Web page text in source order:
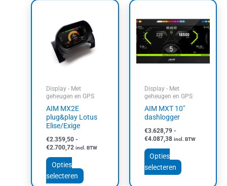
Display - Met
geheugen en GPS
AIM MX2E
plug&play Lotus
Elise/Exige
€2.359,50 -
€2.700,72
tot
€2.700,72
incl. BTW
Opties
selecteren
heeft
meerdere
variaties.
gekozen
op
Display - Met
geheugen en GPS
AIM MXT 10″
dashlogger
€3.628,79 -
€4.087,38
tot
€4.087,38
incl. BTW
Opties
selecteren
heeft
meerdere
variaties.
gekozen
worden